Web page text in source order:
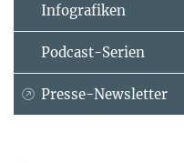
Infografiken
Podcast-Serien
Presse-Newsletter